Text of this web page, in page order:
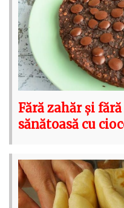
Fără zahăr și
sănătoasă cu